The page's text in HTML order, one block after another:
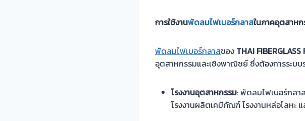
การใช้งานพัดลมไฟเบอร์กลาสในภาคอุตสาห
พัดลมไฟเบอร์กลาสของ THAI FIBERGLASS
อุตสาหกรรมและเชิงพาณิชย์ ซึ่งต้องการระบ
โรงงานอุตสาหกรรม: พัดลมไฟเบอร์กลา
โรงงานผลิตเคมีภัณฑ์ โรงงานหล่อโลหะ แ